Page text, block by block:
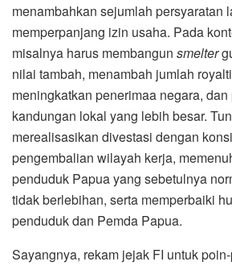
menambahkan sejumlah persyaratan
memperpanjang izin usaha. Pada
misalnya harus membangun smelter
nilai tambah, menambah jumlah
meningkatkan penerimaa negara,
kandungan lokal yang lebih besar.
merealisasikan divestasi dengan
pengembalian wilayah kerja,
penduduk Papua yang sebetulnya
tidak berlebihan, serta memperbaiki
penduduk dan Pemda Papua.
Sayangnya, rekam jejak FI untuk